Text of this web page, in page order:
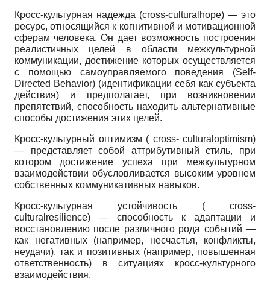
Кросс-культурная надежда (cross-culturalhope) — это
ресурс, относящийся к когнитивной и мотивационной
сферам человека. Он дает возможность построения
реалистичных целей в области межкультурной
коммуникации, достижение которых осуществляется
с помощью самоуправляемого поведения (Self-
Directed Behavior) (идентификации себя как субъекта
действия) и предполагает, при возникновении
препятствий, способность находить альтернативные
способы достижения этих целей.
Кросс-культурный оптимизм ( cross- culturaloptimism)
— представляет собой аттрибутивный стиль, при
котором достижение успеха при межкультурном
взаимодействии обусловливается высоким уровнем
собственных коммуникативных навыков.
Кросс-культурная устойчивость ( cross-
culturalresilience) — способность к адаптации и
восстановлению после различного рода событий —
как негативных (например, несчастья, конфликты,
неудачи), так и позитивных (например, повышенная
ответственность) в ситуациях кросс-культурного
взаимодействия.